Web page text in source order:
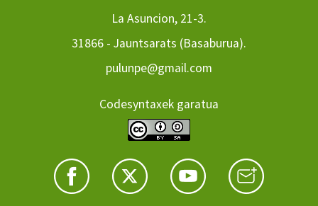
La Asuncion, 21-3.
31866 - Jauntsarats (Basaburua).
pulunpe@gmail.com
Codesyntaxek garatua